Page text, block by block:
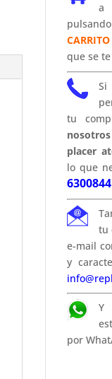
a
CARRITO
que se
tu
placer
lo que
tu
e-mail
y
Y
por